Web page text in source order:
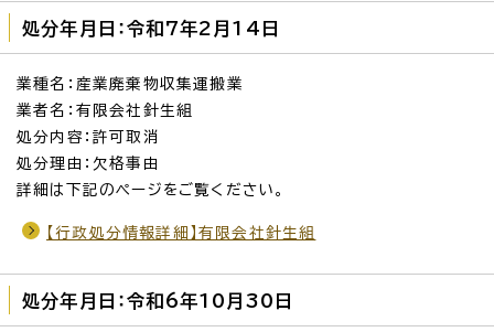
処分年月日：令和7年2月14日
業種名：産業廃棄物収集運搬業
業者名：有限会社針生組
処分内容：許可取消
処分理由：欠格事由
詳細は下記のページをご覧ください。
【行政処分情報詳細】有限会社針生組
処分年月日：令和6年10月30日